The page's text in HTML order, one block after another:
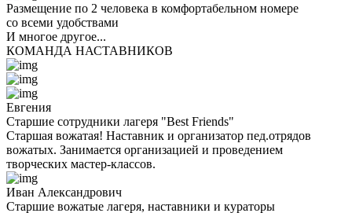
Размещение по 2 человека в комфортабельном номере
со всеми удобствами
И многое другое...
КОМАНДА НАСТАВНИКОВ
Евгения
Старшие сотрудники лагеря "Best Friends"
Старшая вожатая! Наставник и организатор пед.отрядов
вожатых. Занимается организацией и проведением
творческих мастер-классов.
Иван Александрович
Старшие вожатые лагеря, наставники и кураторы